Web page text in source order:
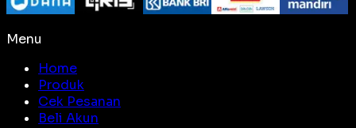
Menu
Home
Produk
Cek Pesanan
Beli Akun